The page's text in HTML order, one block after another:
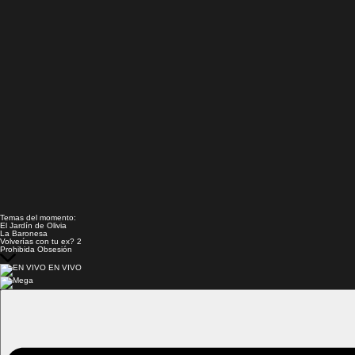
Temas del momento:
El Jardín de Olivia
La Baronesa
Volverías con tu ex? 2
Prohibida Obsesión
EN VIVO